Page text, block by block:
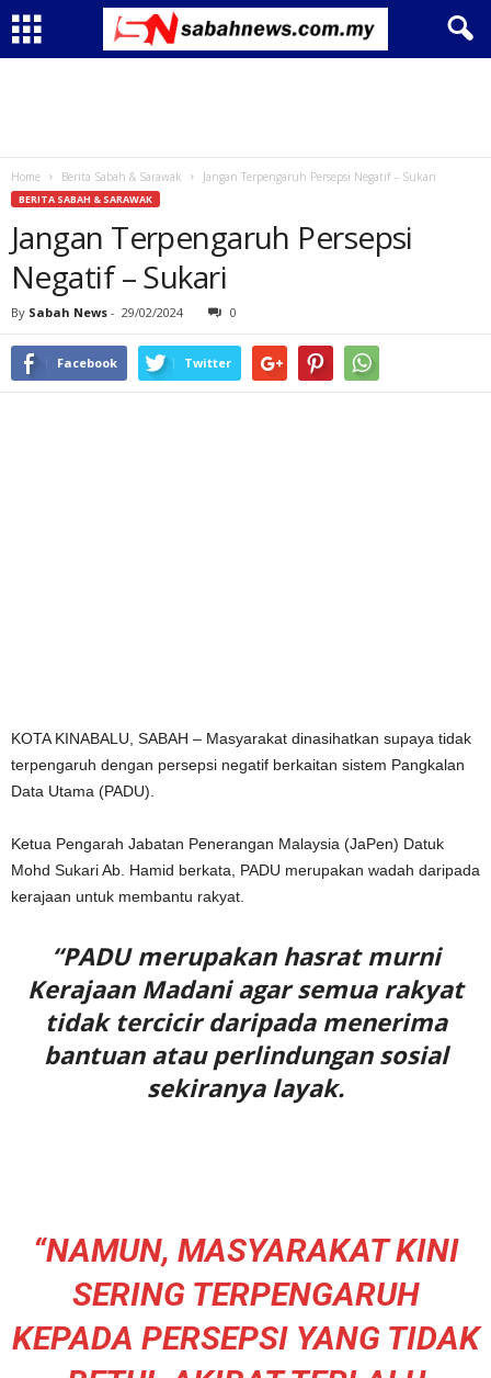
Home Berita Sabah & Sarawak Jangan Terpengaruh Persepsi Negatif – Sukari
BERITA SABAH & SARAWAK
Jangan Terpengaruh Persepsi
Negatif – Sukari
By Sabah News - 29/02/2024 0
Facebook Twitter
KOTA KINABALU, SABAH – Masyarakat dinasihatkan supaya tidak
terpengaruh dengan persepsi negatif berkaitan sistem Pangkalan
Data Utama (PADU).
Ketua Pengarah Jabatan Penerangan Malaysia (JaPen) Datuk
Mohd Sukari Ab. Hamid berkata, PADU merupakan wadah daripada
kerajaan untuk membantu rakyat.
“PADU merupakan hasrat murni
Kerajaan Madani agar semua rakyat
tidak tercicir daripada menerima
bantuan atau perlindungan sosial
sekiranya layak.
“NAMUN, MASYARAKAT KINI
SERING TERPENGARUH
KEPADA PERSEPSI YANG TIDAK